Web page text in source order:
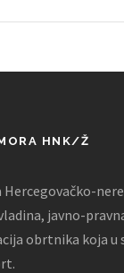
HNK/Ž
javno-
obrtnika koja u